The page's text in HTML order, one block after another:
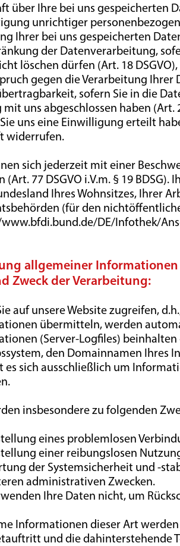
über Ihre bei uns gespeicherten
unrichtiger
Ihrer bei uns gespeicherten
der Datenverarbeitung,
löschen dürfen (Art. 18 DSGVO),
gegen die Verarbeitung Ihrer
sofern Sie in die
mit uns abgeschlossen haben (Art.
uns eine Einwilligung erteilt
widerrufen.
sich jederzeit mit einer
(Art. 77 DSGVO i.V.m. § 19
Ihres Wohnsitzes, Ihrer
(für den
DE/Infothek/
allgemeiner
Zweck der Verarbeitung:
auf unsere Website zugreifen,
übermitteln, werden
(Server-Logfiles)
den Domainnamen Ihres
es sich ausschließlich um
insbesondere zu folgenden
eines problemlosen
einer reibungslosen
der Systemsicherheit und -
administrativen Zwecken.
Ihre Daten nicht, um
Informationen dieser Art
und die dahinterstehende